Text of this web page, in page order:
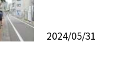
2024/05/31